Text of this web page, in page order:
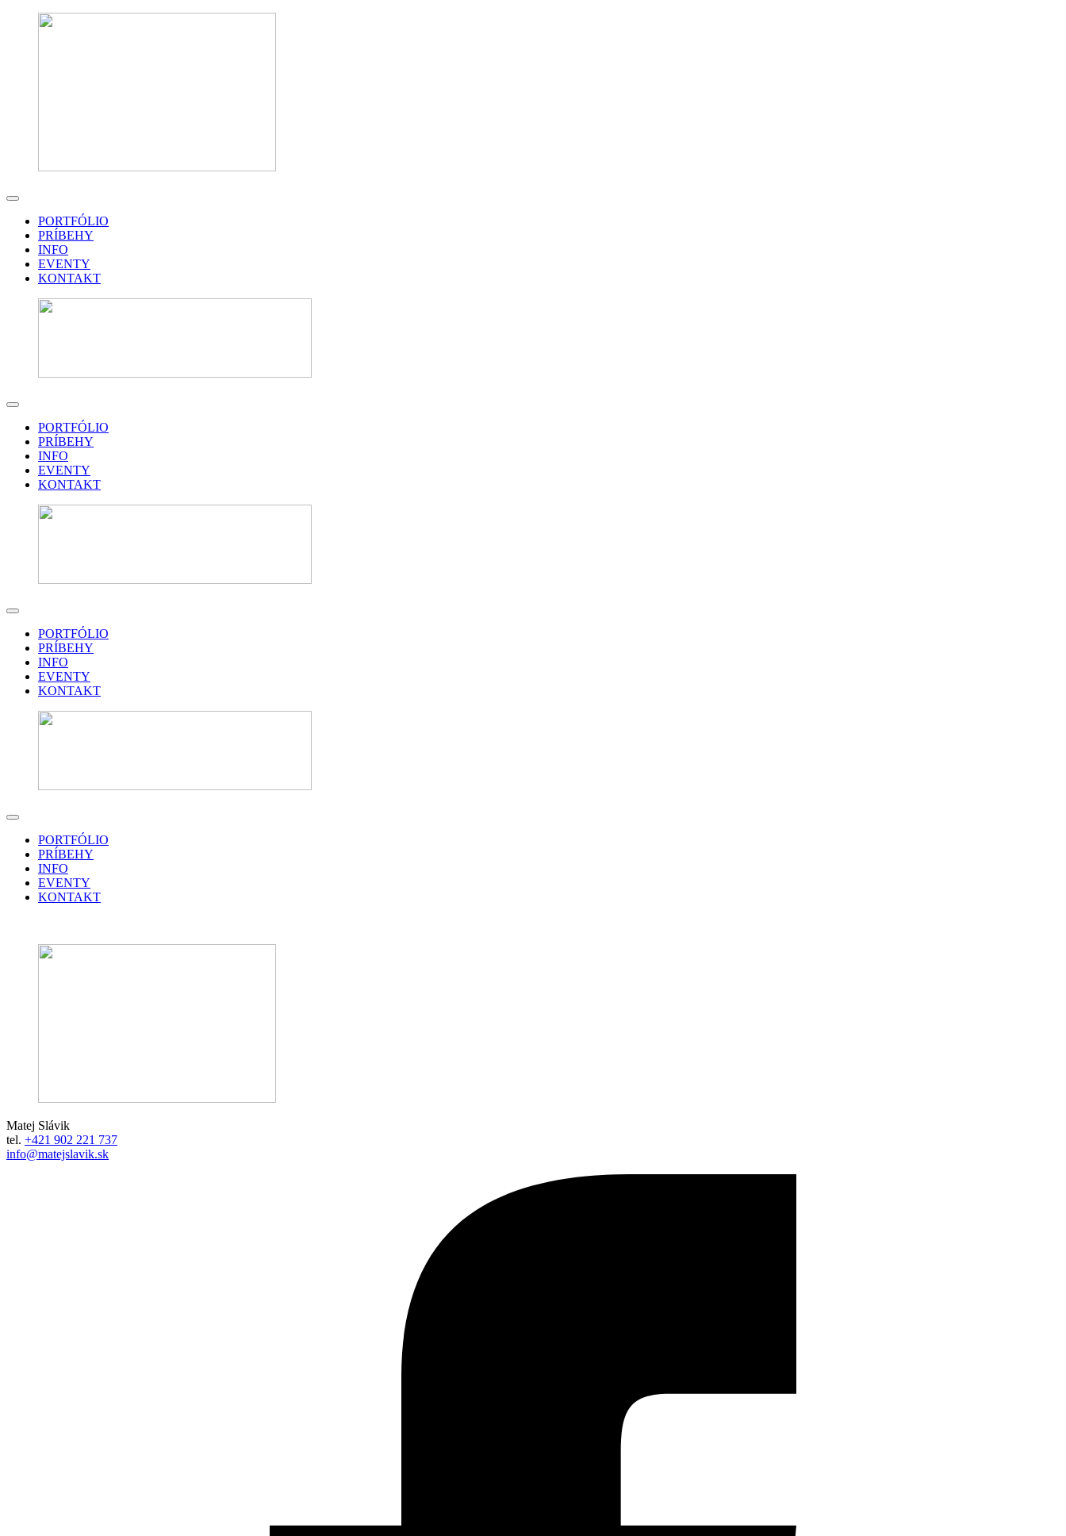
PORTFÓLIO
PRÍBEHY
INFO
EVENTY
KONTAKT
PORTFÓLIO
PRÍBEHY
INFO
EVENTY
KONTAKT
PORTFÓLIO
PRÍBEHY
INFO
EVENTY
KONTAKT
PORTFÓLIO
PRÍBEHY
INFO
EVENTY
KONTAKT
Matej Slávik
tel. +421 902 221 737
info@matejslavik.sk